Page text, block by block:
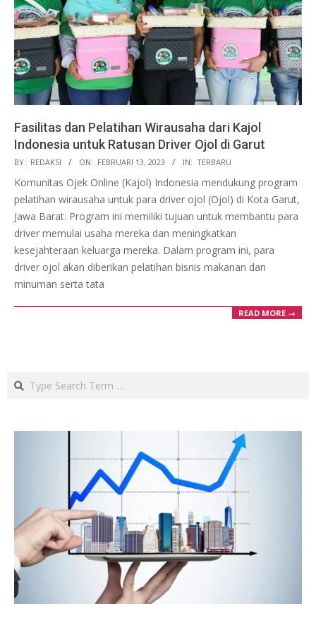
Fasilitas dan Pelatihan Wirausaha dari Kajol
Indonesia untuk Ratusan Driver Ojol di Garut
2023-
02-
BY: REDAKSI ON: FEBRUARI 13, 2023 IN: TERBARU
Komunitas Ojek Online (Kajol) Indonesia mendukung program
pelatihan wirausaha untuk para driver ojol (Ojol) di Kota Garut,
Jawa Barat. Program ini memiliki tujuan untuk membantu para
driver memulai usaha mereka dan meningkatkan
kesejahteraan keluarga mereka. Dalam program ini, para
driver ojol akan diberikan pelatihan bisnis makanan dan
minuman serta tata
READ MORE →
Search